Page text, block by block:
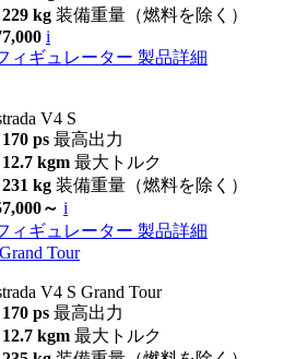
229 kg 装備重量（燃料を除く）
i
ィギュレーター 製品詳細
V4 S
170 ps 最高出力
12.7 kgm 最大トルク
231 kg 装備重量（燃料を除く）
～ i
ィギュレーター 製品詳細
Tour
V4 S Grand Tour
170 ps 最高出力
12.7 kgm 最大トルク